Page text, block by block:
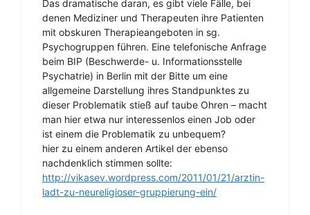
Das dramatische daran, es gibt viele Fälle, bei
denen Mediziner und Therapeuten ihre Patienten
mit obskuren Therapieangeboten in sg.
Psychogruppen führen. Eine telefonische Anfrage
beim BIP (Beschwerde- u. Informationsstelle
Psychatrie) in Berlin mit der Bitte um eine
allgemeine Darstellung ihres Standpunktes zu
dieser Problematik stieß auf taube Ohren – macht
man hier etwa nur interessenlos einen Job oder
ist einem die Problematik zu unbequem?
hier zu einem anderen Artikel der ebenso
nachdenklich stimmen sollte:
http://vikasev.wordpress.com/2011/01/21/arztin-
ladt-zu-neureligioser-gruppierung-ein/